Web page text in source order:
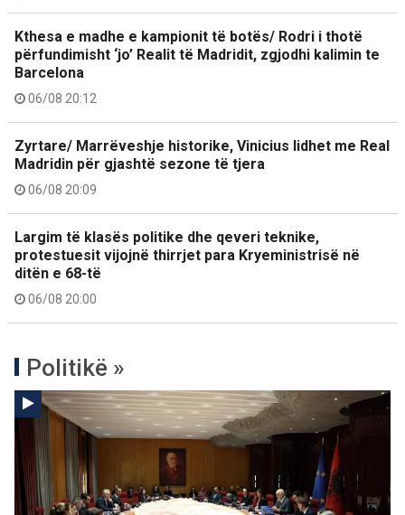
Kthesa e madhe e kampionit të botës/ Rodri i thotë
përfundimisht ‘jo’ Realit të Madridit, zgjodhi kalimin te
Barcelona
06/08 20:12
Zyrtare/ Marrëveshje historike, Vinicius lidhet me Real
Madridin për gjashtë sezone të tjera
06/08 20:09
Largim të klasës politike dhe qeveri teknike,
protestuesit vijojnë thirrjet para Kryeministrisë në
ditën e 68-të
06/08 20:00
Politikë »